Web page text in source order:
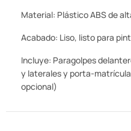
Material: Plástico ABS de
Acabado: Liso, listo para
Incluye: Paragolpes
y laterales y porta-
opcional)